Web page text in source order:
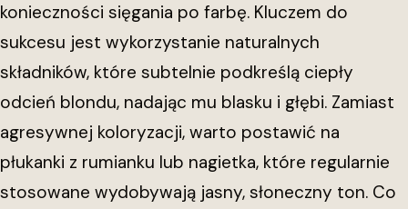
konieczności sięgania po farbę. Kluczem do
sukcesu jest wykorzystanie naturalnych
składników, które subtelnie podkreślą ciepły
odcień blondu, nadając mu blasku i głębi. Zamiast
agresywnej koloryzacji, warto postawić na
płukanki z rumianku lub nagietka, które regularnie
stosowane wydobywają jasny, słoneczny ton. Co